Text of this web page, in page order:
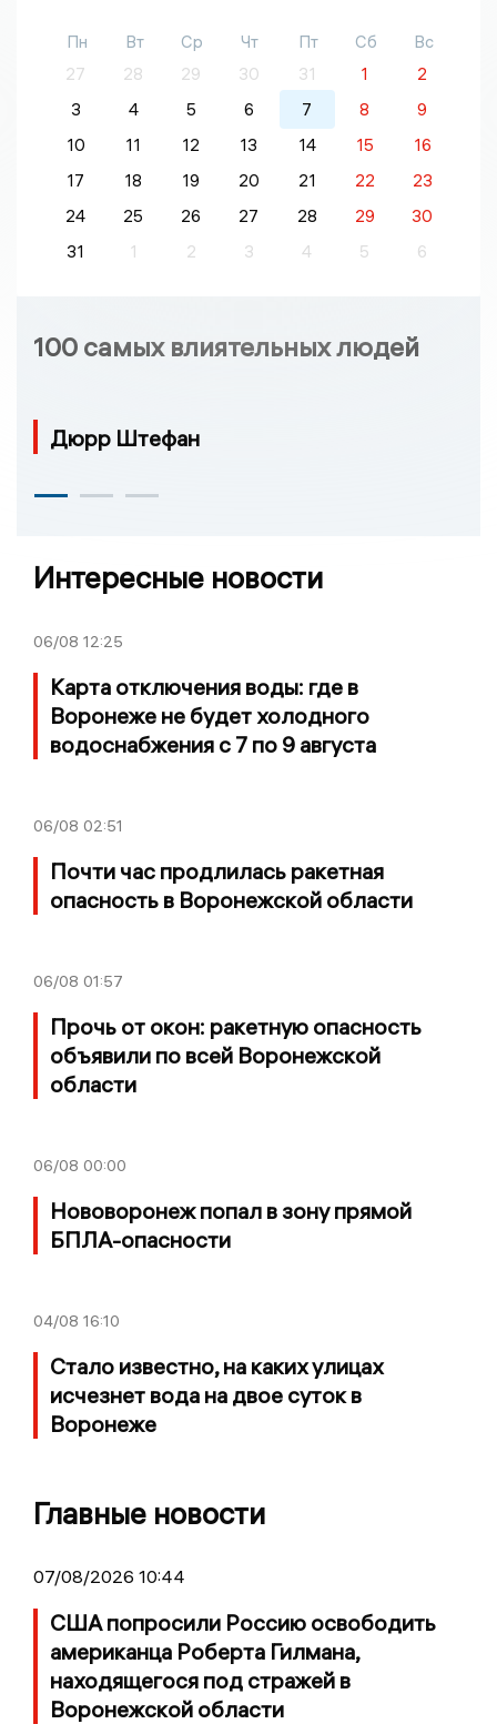
Пн Вт Ср Чт Пт Сб
Вс
27
28 29 30 31 1
2
3
4 5 6 7 8
9
10
11 12 13 14 15
16
17
18 19 20 21 22
23
24
25 26 27 28 29
30
31
1 2 3 4 5 6
100 самых влиятельных людей
Дюрр Штефан
Интересные новости
06/08 12:25
Карта отключения воды: где в
Воронеже не будет холодного
водоснабжения с 7 по 9 августа
06/08 02:51
Почти час продлилась ракетная
опасность в Воронежской области
06/08 01:57
Прочь от окон: ракетную опасность
объявили по всей Воронежской
области
06/08 00:00
Нововоронеж попал в зону прямой
БПЛА-опасности
04/08 16:10
Стало известно, на каких улицах
исчезнет вода на двое суток в
Воронеже
Главные новости
07/08/2026 10:44
США попросили Россию освободить
американца Роберта Гилмана,
находящегося под стражей в
Воронежской области